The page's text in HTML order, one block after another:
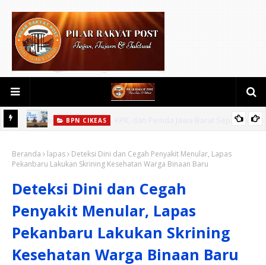
BPN CIKEAS
Pertanahan dari PPAT yang Kompeten, Profesional dan
Beranda lapas
Deteksi Dini dan Cegah Penyakit Menular, Lapas
Pekanbaru Lakukan Skrining Kesehatan Warga Binaan Baru
Deteksi Dini dan Cegah
Penyakit Menular, Lapas
Pekanbaru Lakukan Skrining
Kesehatan Warga Binaan Baru